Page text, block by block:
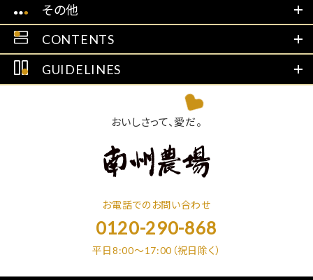
その他
CONTENTS
GUIDELINES
おいしさって、愛だ。
お電話でのお問い合わせ
0120-290-868
平日8:00～17:00（祝日除く）